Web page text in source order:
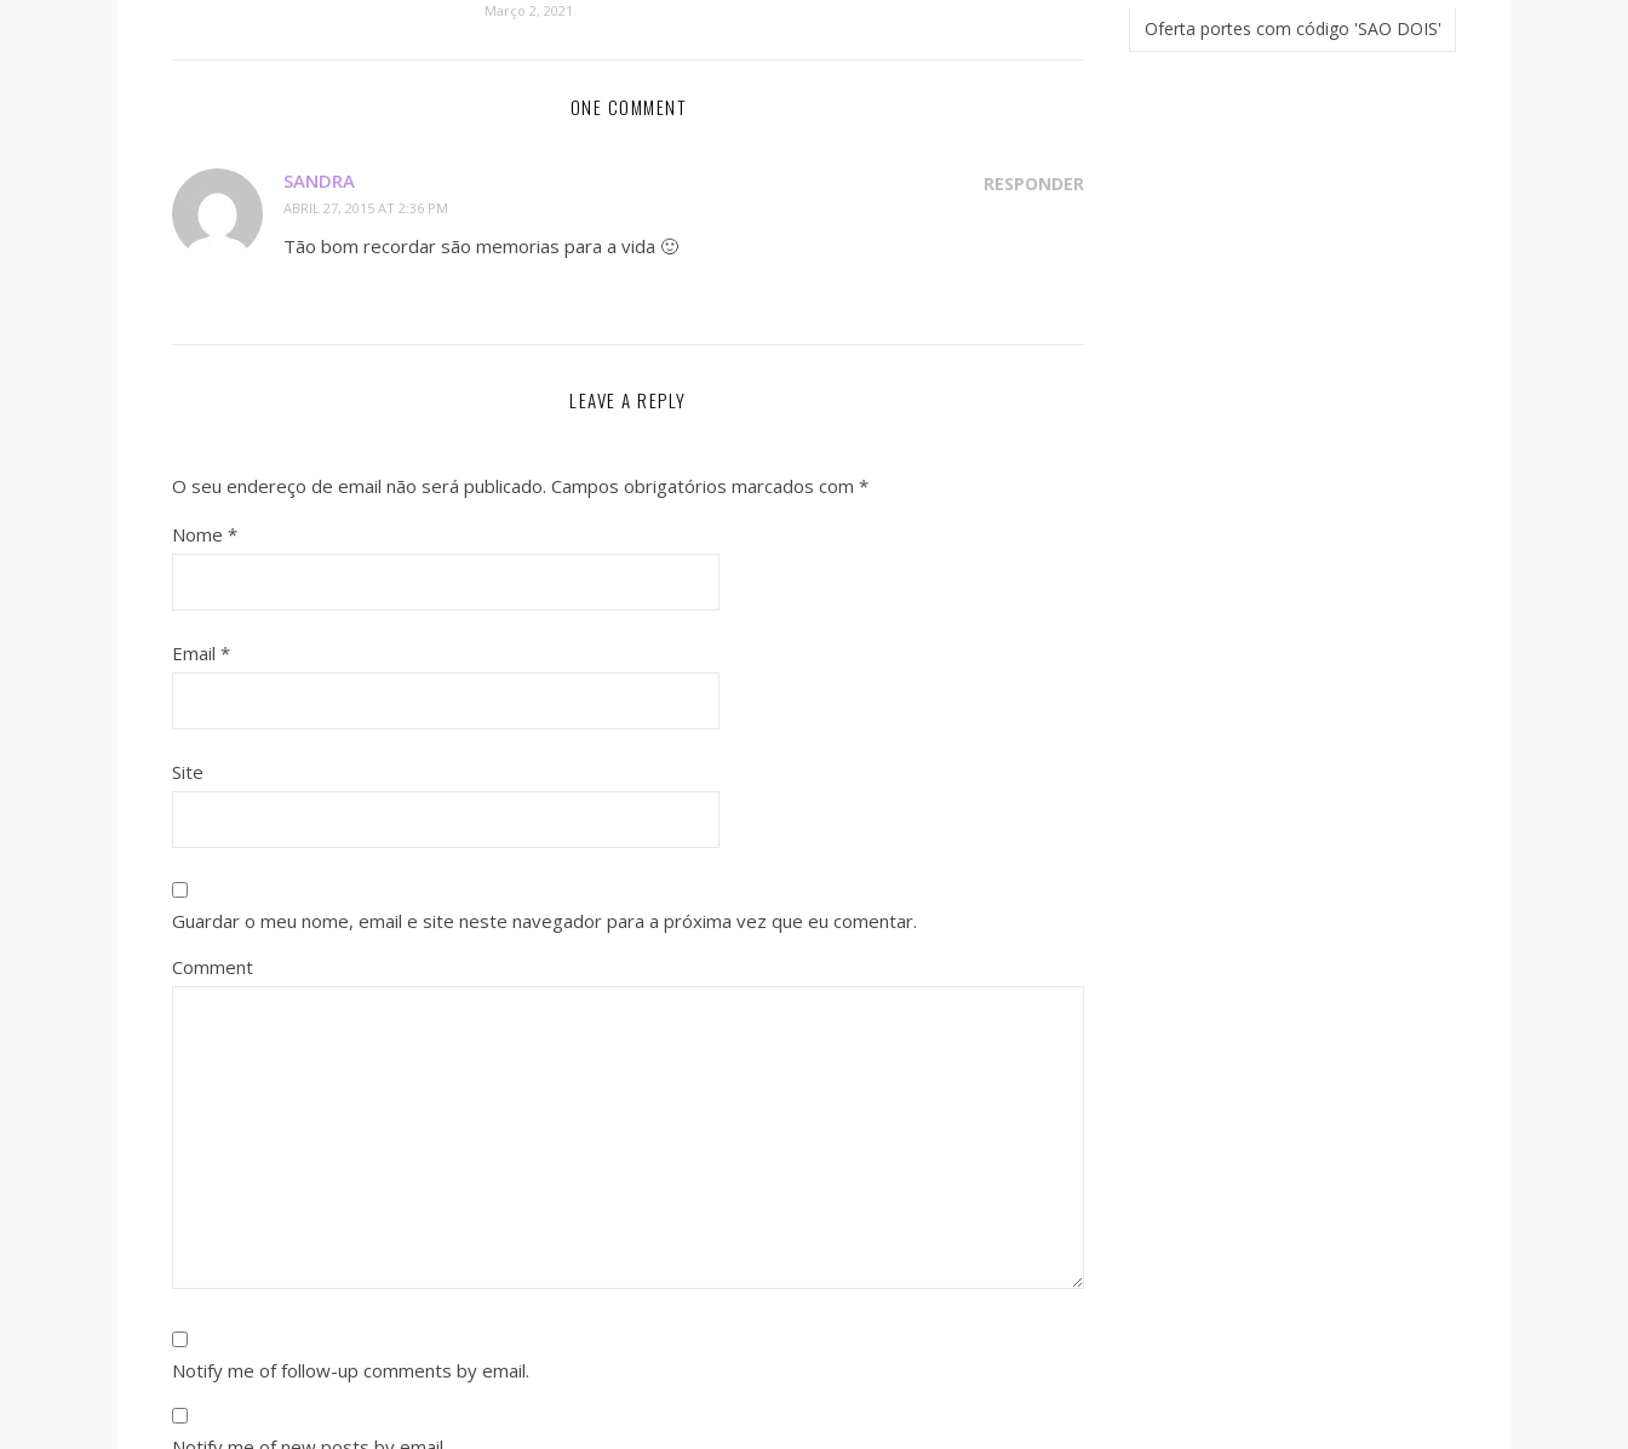
Março 2, 2021
ONE COMMENT
SANDRA
ABRIL 27, 2015 AT 2:36 PM
RESPONDER
Tão bom recordar são memorias para a vida 🙂
LEAVE A REPLY
O seu endereço de email não será publicado. Campos obrigatórios marcados com *
Nome *
Email *
Site
Guardar o meu nome, email e site neste navegador para a próxima vez que eu comentar.
Comment
Notify me of follow-up comments by email.
Oferta portes com código 'SAO DOIS'